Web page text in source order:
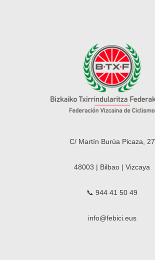
C/ Martín Burúa Picaza, 27
48003 | Bilbao | Vizcaya
📞 944 41 50 49
info@febici.eus